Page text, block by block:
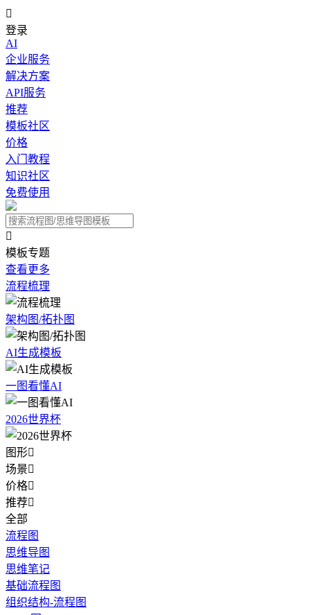

登录
AI
企业服务
解决方案
API服务
推荐
模板社区
价格
入门教程
知识社区
免费使用

模板专题
查看更多
流程梳理
架构图/拓扑图
AI生成模板
一图看懂AI
2026世界杯
图形
场景
价格
推荐
全部
流程图
思维导图
思维笔记
基础流程图
组织结构-流程图